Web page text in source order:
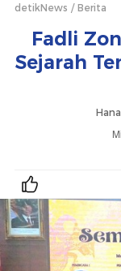
detikNews Berita
Fadli
Sejarah